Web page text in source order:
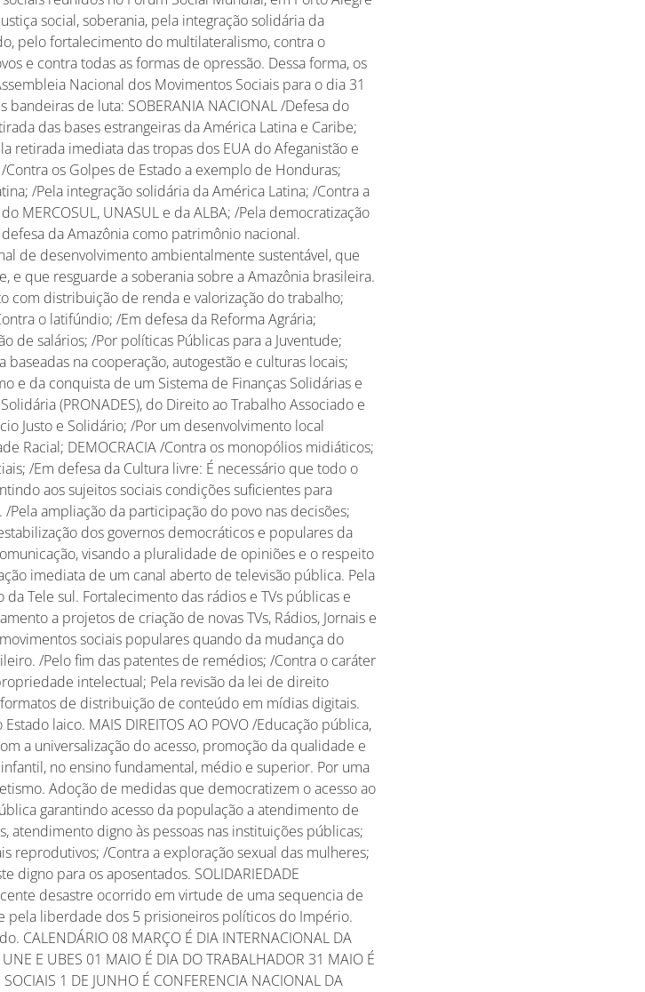
social, soberania, pela integração solidária da
pelo fortalecimento do multilateralismo, contra o
e contra todas as formas de opressão. Dessa forma, os
Nacional dos Movimentos Sociais para o dia 31
de luta: SOBERANIA NACIONAL /Defesa do
das bases estrangeiras da América Latina e Caribe;
retirada imediata das tropas dos EUA do Afeganistão e
os Golpes de Estado a exemplo de Honduras;
/Pela integração solidária da América Latina; /Contra a
MERCOSUL, UNASUL e da ALBA; /Pela democratização
da Amazônia como patrimônio nacional.
de desenvolvimento ambientalmente sustentável, que
que resguarde a soberania sobre a Amazônia brasileira.
com distribuição de renda e valorização do trabalho;
o latifúndio; /Em defesa da Reforma Agrária;
de salários; /Por políticas Públicas para a Juventude;
na cooperação, autogestão e culturas locais;
e da conquista de um Sistema de Finanças Solidárias e
(PRONADES), do Direito ao Trabalho Associado e
Justo e Solidário; /Por um desenvolvimento local
Racial; DEMOCRACIA /Contra os monopólios midiáticos;
/Em defesa da Cultura livre: É necessário que todo o
aos sujeitos sociais condições suficientes para
Pela ampliação da participação do povo nas decisões;
dos governos democráticos e populares da
visando a pluralidade de opiniões e o respeito
imediata de um canal aberto de televisão pública. Pela
Tele sul. Fortalecimento das rádios e TVs públicas e
a projetos de criação de novas TVs, Rádios, Jornais e
sociais populares quando da mudança do
/Pelo fim das patentes de remédios; /Contra o caráter
intelectual; Pela revisão da lei de direito
de distribuição de conteúdo em mídias digitais.
laico. MAIS DIREITOS AO POVO /Educação pública,
a universalização do acesso, promoção da qualidade e
no ensino fundamental, médio e superior. Por uma
Adoção de medidas que democratizem o acesso ao
garantindo acesso da população a atendimento de
atendimento digno às pessoas nas instituições públicas;
reprodutivos; /Contra a exploração sexual das mulheres;
para os aposentados. SOLIDARIEDADE
desastre ocorrido em virtude de uma sequencia de
pela liberdade dos 5 prisioneiros políticos do Império.
08 MARÇO É DIA INTERNACIONAL DA
E UBES 01 MAIO É DIA DO TRABALHADOR 31 MAIO É
1 DE JUNHO É CONFERENCIA NACIONAL DA